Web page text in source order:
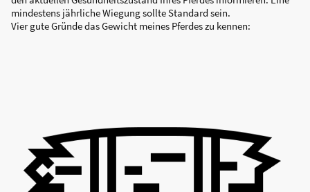
mindestens jährliche Wiegung sollte Standard sein.
Vier gute Gründe das Gewicht meines Pferdes zu kennen: